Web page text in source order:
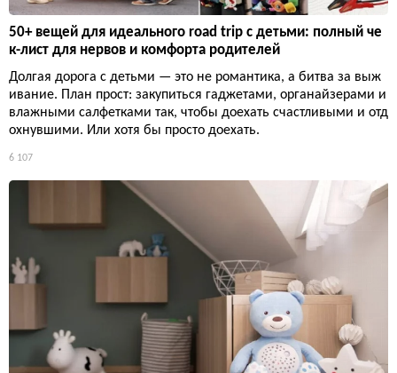
50+ вещей для идеального road trip с детьми: полный че
к-лист для нервов и комфорта родителей
Долгая дорога с детьми — это не романтика, а битва за выж
ивание. План прост: закупиться гаджетами, органайзерами и
влажными салфетками так, чтобы доехать счастливыми и отд
охнувшими. Или хотя бы просто доехать.
6 107